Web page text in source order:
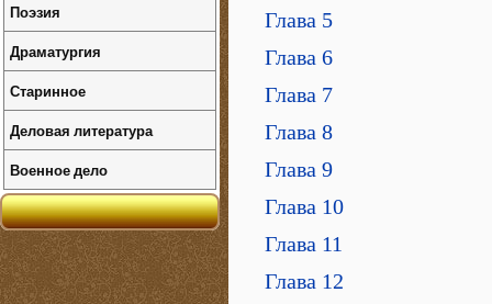
Глава 5
Глава 6
Глава 7
Глава 8
Глава 9
Глава 10
Глава 11
Глава 12
Поэзия
Драматургия
Старинное
Деловая литература
Военное дело